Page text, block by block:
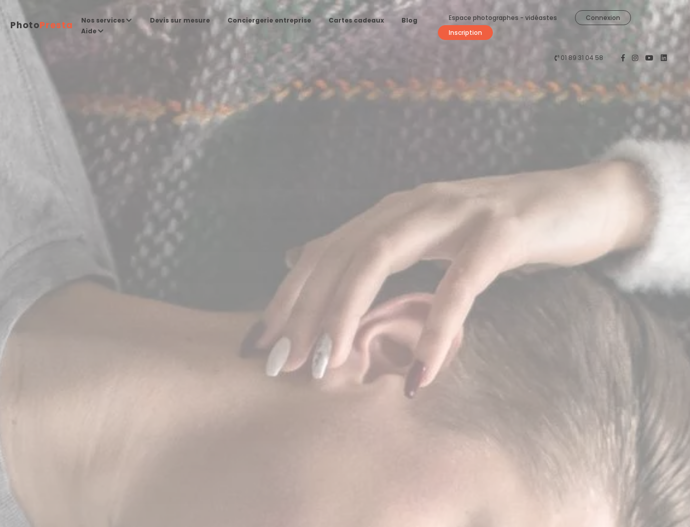
PhotoPresta Nos services Devis sur mesure Conciergerie entreprise Cartes cadeaux
Blog
Aide
Espace photographes - vidéastes
Connexion
Inscription
01 89 31 04 58